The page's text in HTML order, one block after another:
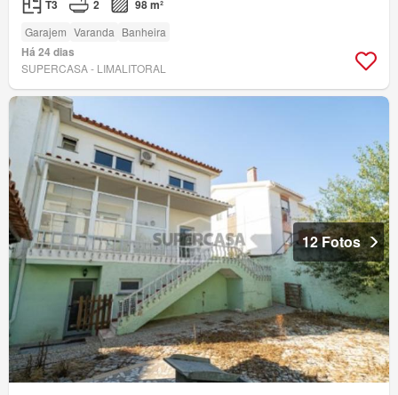
T3 2 98 m²
Garajem Varanda Banheira
Há 24 dias
SUPERCASA - LIMALITORAL
12 Fotos